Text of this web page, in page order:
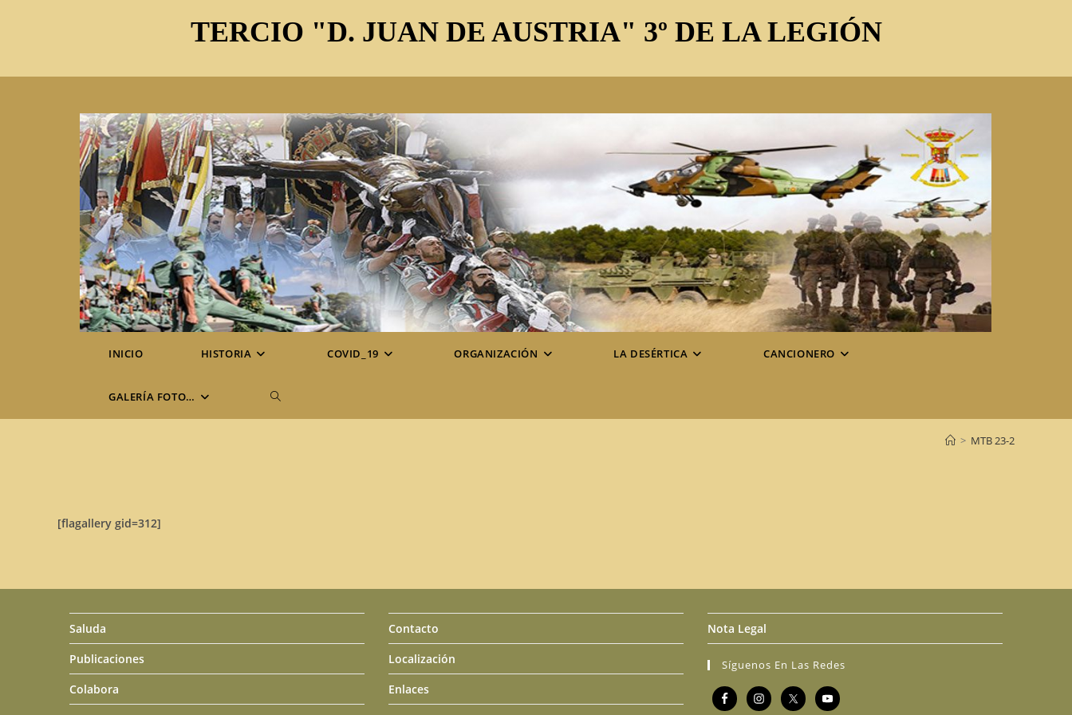
TERCIO "D. JUAN DE AUSTRIA" 3º DE LA LEGIÓN
INICIO HISTORIA COVID_19 ORGANIZACIÓN LA DESÉRTICA CANCIONERO
GALERÍA FOTO… Alternar
> MTB 23-2
[flagallery gid=312]
Saluda
Publicaciones
Colabora
Contacto
Localización
Enlaces
Nota Legal
Síguenos En Las Redes